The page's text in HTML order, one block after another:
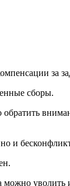
за
сборы.
обратить
и
можно уволить